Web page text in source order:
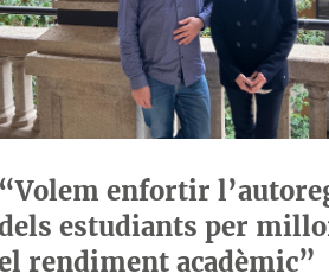
“Volem enfortir
estudiants per
rendiment acadèmic”